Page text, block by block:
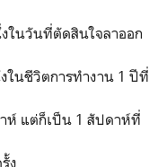
ในวันที่ตัดสินใจลาออก
นชีวิตการทำงาน 1 ปีที่
ห์ แต่ก็เป็น 1 สัปดาห์ที่
ง